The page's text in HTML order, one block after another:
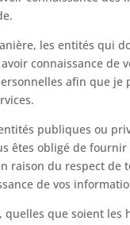
les entités qui
connaissance de
afin que je
publiques ou
êtes obligé de fournir
raison du respect de
de vos
quelles que soient les